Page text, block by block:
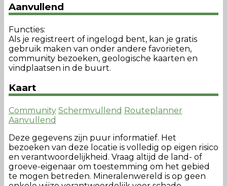
Aanvullend
Functies:
Als je registreert of ingelogd bent, kan je gratis
gebruik maken van onder andere favorieten,
community bezoeken, geologische kaarten en
vindplaatsen in de buurt.
Kaart
Community Schermvullend Routeplanner
Aanvullend
Deze gegevens zijn puur informatief. Het
bezoeken van deze locatie is volledig op eigen risico
en verantwoordelijkheid. Vraag altijd de land- of
groeve-eigenaar om toestemming om het gebied
te mogen betreden. Mineralenwereld is op geen